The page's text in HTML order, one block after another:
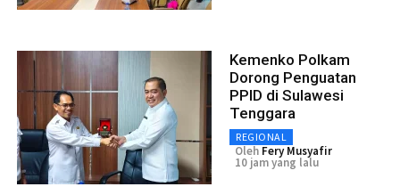
Kemenko Polkam
Dorong Penguatan
PPID di Sulawesi
Tenggara
REGIONAL
Oleh Fery Musyafir
10 jam yang lalu